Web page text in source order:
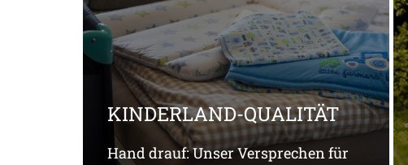
KINDERLAND-QUALITÄT
Hand drauf: Unser Versprechen für